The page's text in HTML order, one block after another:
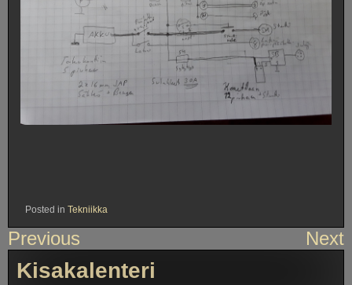
Posted in Tekniikka
Artikkelien
selaus
Previous Next
Kisakalenteri